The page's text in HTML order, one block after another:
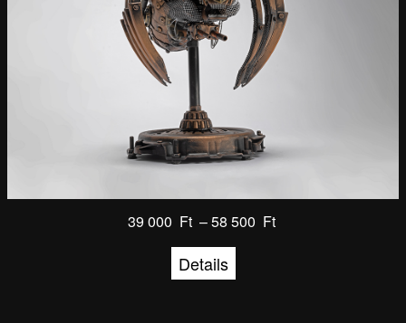
39 000 Ft –58 500 Ft
Details